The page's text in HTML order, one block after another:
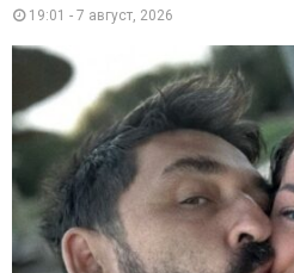
19:01 - 7 август, 2026